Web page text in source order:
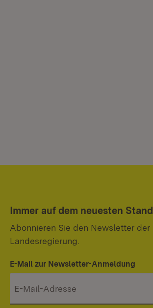
Immer auf dem neuesten Stand
Abonnieren Sie den Newsletter der
Landesregierung.
E-Mail zur Newsletter-Anmeldung